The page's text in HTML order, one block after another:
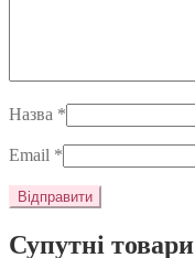
Назва *
Email *
Супутні товари